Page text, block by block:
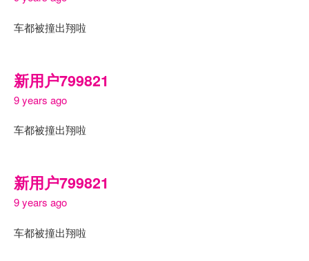
车都被撞出翔啦
新用户799821
9 years ago
车都被撞出翔啦
新用户799821
9 years ago
车都被撞出翔啦